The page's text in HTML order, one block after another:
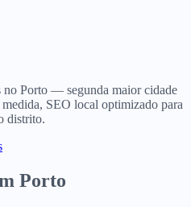
no Porto — segunda maior cidade
SEO local optimizado para
distrito.
Porto